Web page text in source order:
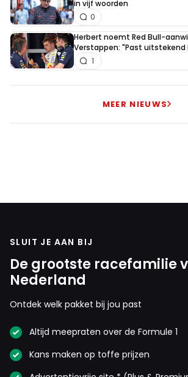
in vijf woorden
0
Herbert noemt Red Bull-
Verstappen: "Past uitstekend
1
MEER NIEUWS
SLUIT JE AAN BIJ
De grootste racefamilie
Nederland
Ontdek welk pakket bij jou past
Altijd meepraten over de Formule 1
Kans maken op toffe prijzen